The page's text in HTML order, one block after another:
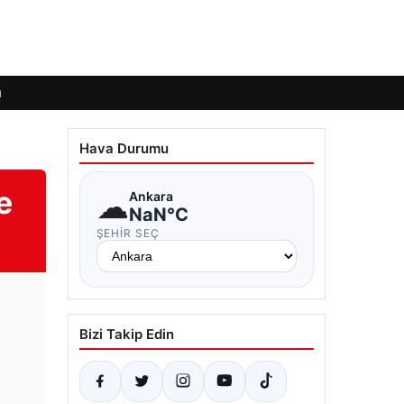
Hava Durumu
☁Ankara
NaN°C
ŞEHIR SEÇ
Bizi Takip Edin